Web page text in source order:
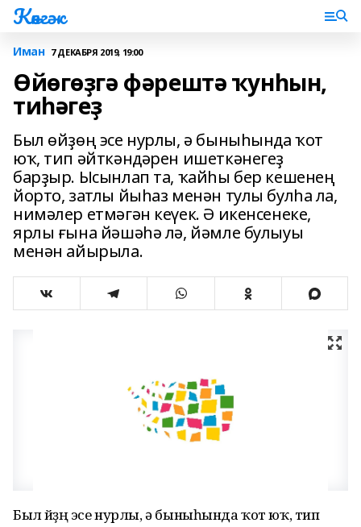
Көнгәк
Иман 7 ДЕКАБРЯ 2019, 19:00
Өйөгөҙгә фәрештә ҡунһын,
тиһәгеҙ
Был өйҙөң эсе нурлы, ә быныһында ҡот
юҡ, тип әйткәндәрен ишеткәнегеҙ
барҙыр. Ысынлап та, ҡайһы бер кешенең
йорто, затлы йыһаз менән тулы булһа ла,
нимәлер етмәгән кеүек. Ә икенсенеке,
ярлы ғына йәшәһә лә, йәмле булыуы
менән айырыла.
Был өйҙөң эсе нурлы, ә быныһында ҡот юҡ, тип